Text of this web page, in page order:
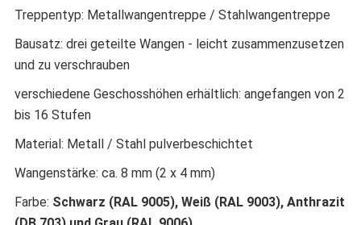
Treppentyp: Metallwangentreppe / Stahlwangentreppe
Bausatz: drei geteilte Wangen - leicht zusammenzusetzen
und zu verschrauben
verschiedene Geschosshöhen erhältlich: angefangen von 2
bis 16 Stufen
Material: Metall / Stahl pulverbeschichtet
Wangenstärke: ca. 8 mm (2 x 4 mm)
Farbe: Schwarz (RAL 9005), Weiß (RAL 9003), Anthrazit